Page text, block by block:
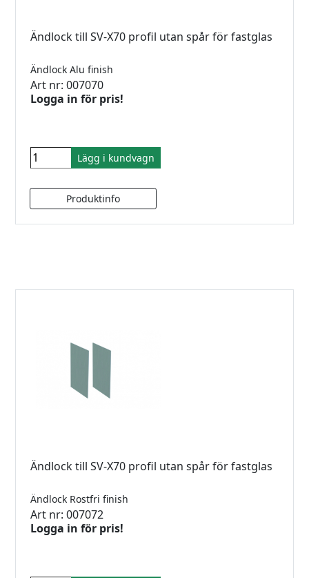
Ändlock till SV-X70 profil utan spår för fastglas
Ändlock Alu finish
Art nr: 007070
Logga in för pris!
Lägg i kundvagn
Ändlock till SV-X70 profil utan spår för fastglas
Ändlock Rostfri finish
Art nr: 007072
Logga in för pris!